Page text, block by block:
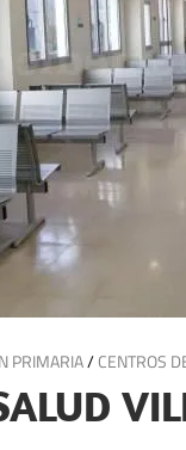
PRIMARIA/CENTROS